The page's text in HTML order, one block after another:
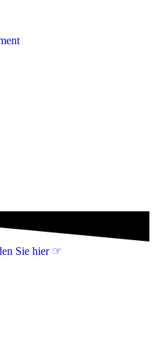
Sie hier ☞